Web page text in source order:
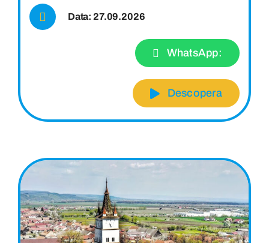
Data: 27.09.2026
WhatsApp:
Descopera